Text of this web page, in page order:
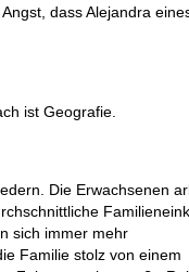
dass Alejandra
ist Geografie.
Die Erwachsenen
sich immer mehr
Familie stolz von einem